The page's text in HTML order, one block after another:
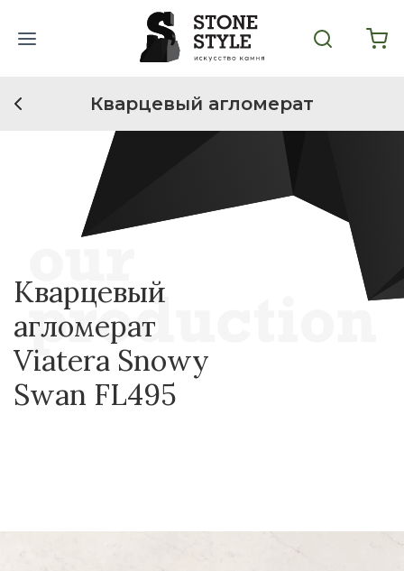
Кварцевый агломерат
Кварцевый
агломерат
Viatera Snowy
Swan FL495